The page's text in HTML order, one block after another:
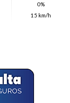
0%
15 km/h